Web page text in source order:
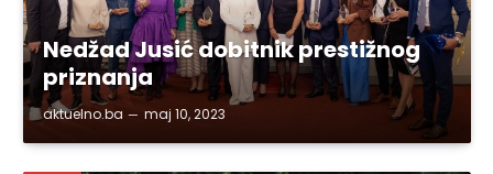
Nedžad Jusić dobitnik prestižnog
priznanja
aktuelno.ba maj 10, 2023